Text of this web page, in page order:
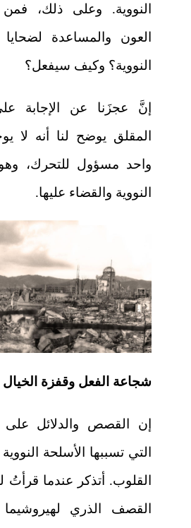
النووية. وعلى ذلك،
العون والمساعدة لضحايا
النووية؟ وكيف سيفعل؟
إنَّ عجزَنا عن الإجابة
المقلق يوضح لنا أنه لا
واحد مسؤول للتحرك،
النووية والقضاء عليها.
شجاعة الفعل وقفزة الخيال
إن القصص والدلائل على
التي تسببها الأسلحة
القلوب. أتذكر عندما قرأتُ
القصف الذري